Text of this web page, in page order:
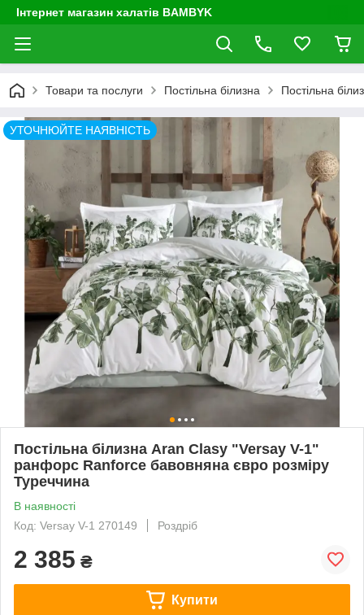
Інтернет магазин халатів BAMBYK
Товари та послуги Постільна білизна Постільна
УТОЧНЮЙТЕ НАЯВНІСТЬ
Постільна білизна Aran Clasy "Versay V-1"
ранфорс Ranforce бавовняна євро розміру
Туреччина
В наявності
Код: Versay V-1 270149
Роздріб
2 385 ₴
Купити